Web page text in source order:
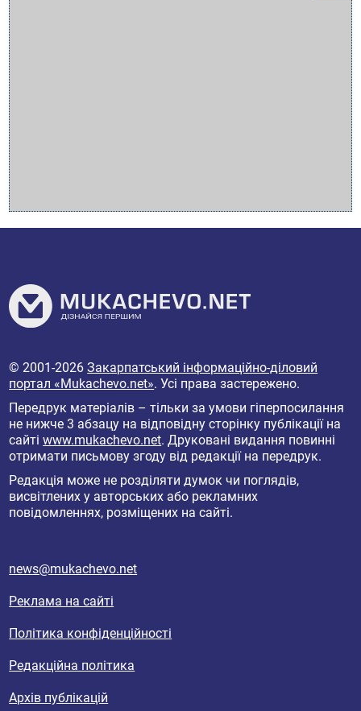
© 2001-2026Закарпатський інформаційно-діловий
портал «Mukachevo.net». Усі права застережено.
Передрук матеріалів – тільки за умови гіперпосилання
не нижче 3 абзацу на відповідну сторінку публікації на
сайтіwww.mukachevo.net. Друковані видання повинні
отримати письмову згоду від редакції на передрук.
Редакція може не розділяти думок чи поглядів,
висвітлених у авторських або рекламних
повідомленнях, розміщених на сайті.
news@mukachevo.net
Реклама на сайті
Політика конфіденційності
Редакційна політика
Архів публікацій